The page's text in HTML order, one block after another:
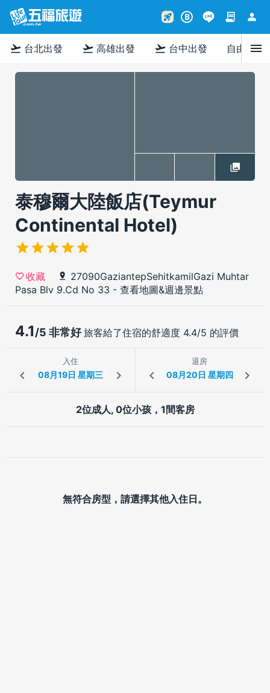
rocket_launch B contract person
flight_takeoff 台北出發 flight_takeoff 高雄出發 flight_takeoff 台中出發 自由行menu
泰穆爾大陸飯店(Teymur
Continental Hotel)
收藏
27090GaziantepSehitkamilGazi Muhtar
Pasa Blv 9.Cd No 33 - 查看地圖&週邊景點
4.1/5 非常好旅客給了住宿的舒適度 4.4/5 的評價
入住 退房
2位成人, 0位小孩，1間客房
無符合房型，請選擇其他入住日。